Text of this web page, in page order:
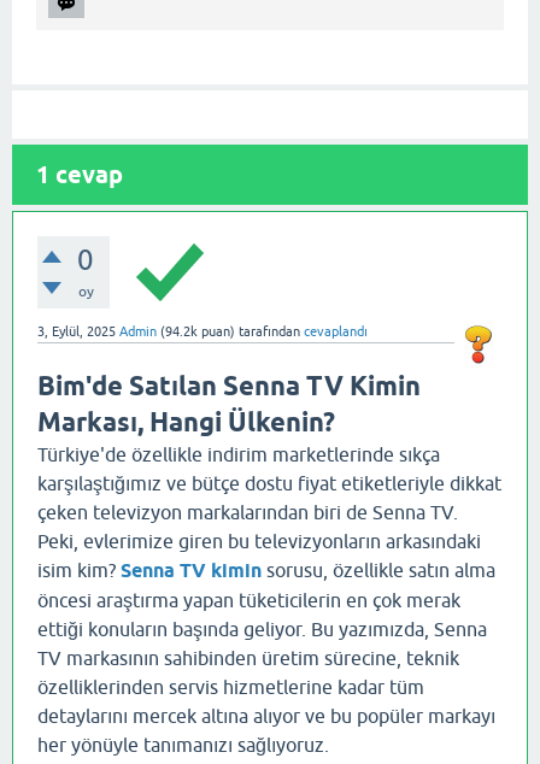
1 cevap
0
oy
3, Eylül, 2025 Admin (94.2k puan) tarafından cevaplandı
Bim'de Satılan Senna TV Kimin
Markası, Hangi Ülkenin?
Türkiye'de özellikle indirim marketlerinde sıkça
karşılaştığımız ve bütçe dostu fiyat etiketleriyle dikkat
çeken televizyon markalarından biri de Senna TV.
Peki, evlerimize giren bu televizyonların arkasındaki
isim kim? Senna TV kimin sorusu, özellikle satın alma
öncesi araştırma yapan tüketicilerin en çok merak
ettiği konuların başında geliyor. Bu yazımızda, Senna
TV markasının sahibinden üretim sürecine, teknik
özelliklerinden servis hizmetlerine kadar tüm
detaylarını mercek altına alıyor ve bu popüler markayı
her yönüyle tanımanızı sağlıyoruz.